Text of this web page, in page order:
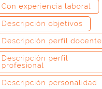
Con experiencia laboral
Descripción objetivos
Descripción perfil docente
Descripción perfil
profesional
Descripción personalidad